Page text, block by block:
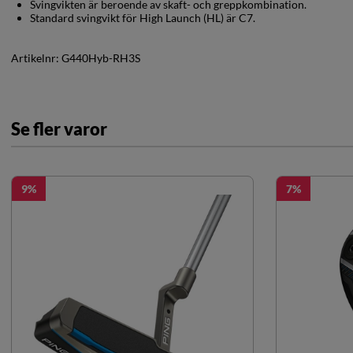
Svingvikten är beroende av skaft- och greppkombination.
Standard svingvikt för High Launch (HL) är C7.
Artikelnr: G440Hyb-RH3S
Se fler varor
9 7